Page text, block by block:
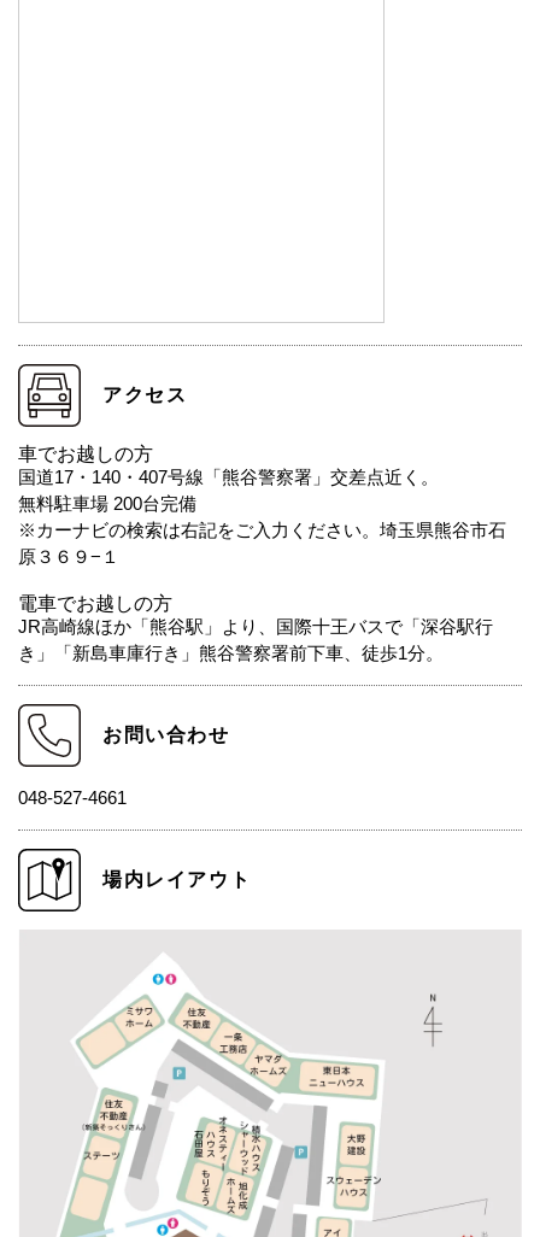
アクセス
車でお越しの方
国道17・140・407号線「熊谷警察署」交差点近く。
無料駐車場 200台完備
※カーナビの検索は右記をご入力ください。埼玉県熊谷市石
原３６９−１
電車でお越しの方
JR高崎線ほか「熊谷駅」より、国際十王バスで「深谷駅行
き」「新島車庫行き」熊谷警察署前下車、徒歩1分。
お問い合わせ
048-527-4661
場内レイアウト